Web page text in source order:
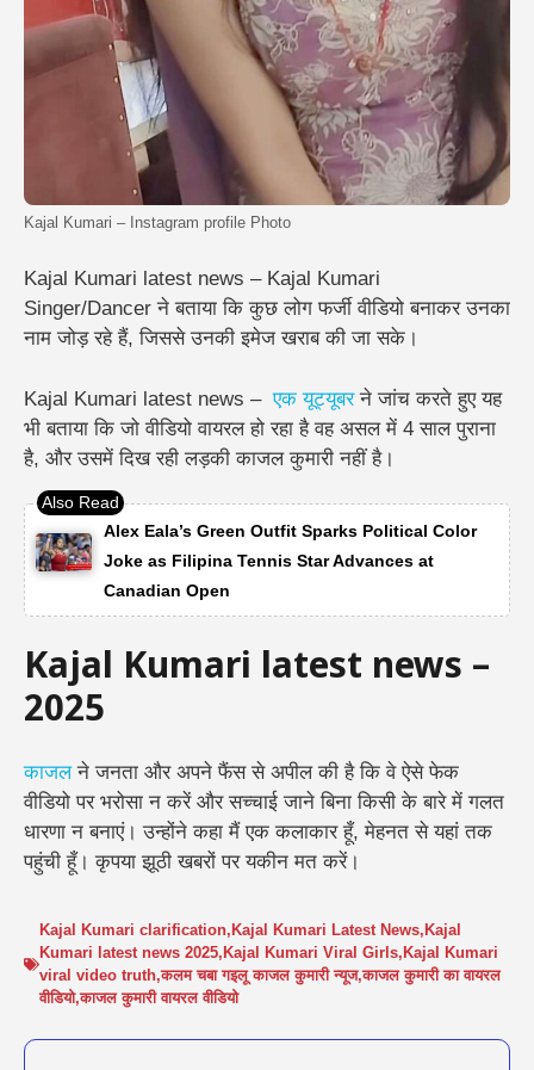
Kajal Kumari – Instagram profile Photo
Kajal Kumari latest news – Kajal Kumari
Singer/Dancer ने बताया कि कुछ लोगफर्जी वीडियो बनाकर उनका
नाम जोड़ रहे हैं, जिससे उनकी इमेज खराब की जा सके।
Kajal Kumari latest news –एक यूट्यूबरने जांच करते हुए यह
भी बताया कि जो वीडियो वायरल हो रहा है वह असल में 4 साल पुराना
है, और उसमें दिख रही लड़की काजल कुमारी नहीं है।
Alex Eala’s Green Outfit Sparks Political Color
Joke as Filipina Tennis Star Advances at
Canadian Open
Kajal Kumari latest news –
2025
काजलने जनता और अपने फैंस से अपील की है कि वे ऐसे फेक
वीडियो पर भरोसा न करें और सच्चाई जाने बिना किसी के बारे में गलत
धारणा न बनाएं। उन्होंने कहामैं एक कलाकार हूँ, मेहनत से यहां तक
पहुंची हूँ। कृपया झूठी खबरों पर यकीन मत करें।
Kajal Kumari clarification, Kajal Kumari Latest News, Kajal
Kumari latest news 2025, Kajal Kumari Viral Girls, Kajal Kumari
viral video truth,कलम चबा गइलू काजल कुमारी न्यूज,काजल कुमारी का वायरल
वीडियो,काजल कुमारी वायरल वीडियो